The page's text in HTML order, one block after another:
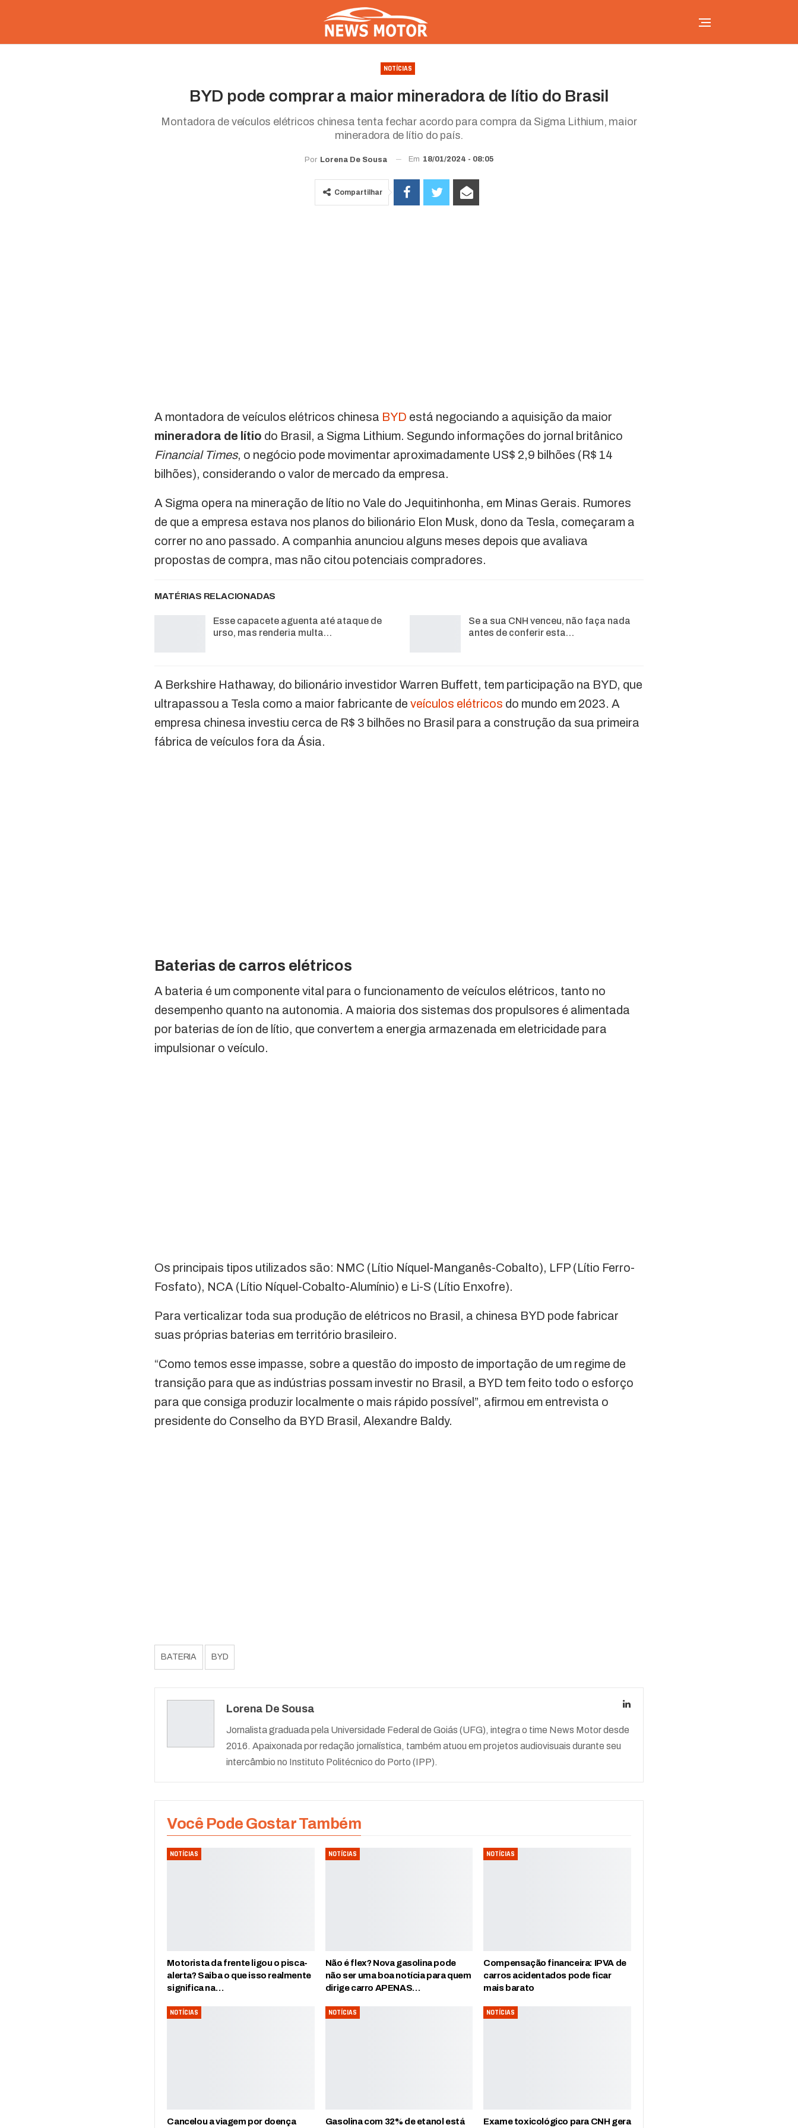
NOTÍCIAS
BYD pode comprar a maior mineradora de lítio do Brasil
Montadora de veículos elétricos chinesa tenta fechar acordo para compra da Sigma Lithium, maior
mineradora de lítio do país.
Por Lorena De Sousa Em 18/01/2024 - 08:05
Compartilhar
A montadora de veículos elétricos chinesa BYD está negociando a aquisição da maior
mineradora de lítio do Brasil, a Sigma Lithium. Segundo informações do jornal britânico
Financial Times, o negócio pode movimentar aproximadamente US$ 2,9 bilhões (R$ 14
bilhões), considerando o valor de mercado da empresa.
A Sigma opera na mineração de lítio no Vale do Jequitinhonha, em Minas Gerais. Rumores
de que a empresa estava nos planos do bilionário Elon Musk, dono da Tesla, começaram a
correr no ano passado. A companhia anunciou alguns meses depois que avaliava
propostas de compra, mas não citou potenciais compradores.
MATÉRIAS RELACIONADAS
Esse capacete aguenta até ataque de
urso, mas renderia multa…
Se a sua CNH venceu, não faça nada
antes de conferir esta…
A Berkshire Hathaway, do bilionário investidor Warren Buffett, tem participação na BYD, que
ultrapassou a Tesla como a maior fabricante deveículos elétricos do mundo em 2023. A
empresa chinesa investiu cerca de R$ 3 bilhões no Brasil para a construção da sua primeira
fábrica de veículos fora da Ásia.
Baterias de carros elétricos
A bateria é um componente vital para o funcionamento de veículos elétricos, tanto no
desempenho quanto na autonomia. A maioria dos sistemas dos propulsores é alimentada
por baterias de íon de lítio, que convertem a energia armazenada em eletricidade para
impulsionar o veículo.
Os principais tipos utilizados são: NMC (Lítio Níquel-Manganês-Cobalto), LFP (Lítio Ferro-
Fosfato), NCA (Lítio Níquel-Cobalto-Alumínio) e Li-S (Lítio Enxofre).
Para verticalizar toda sua produção de elétricos no Brasil, a chinesa BYD pode fabricar
suas próprias baterias em território brasileiro.
“Como temos esse impasse, sobre a questão do imposto de importação de um regime de
transição para que as indústrias possam investir no Brasil, a BYD tem feito todo o esforço
para que consiga produzir localmente o mais rápido possível”, afirmou em entrevista o
presidente do Conselho da BYD Brasil, Alexandre Baldy.
BATERIA BYD
Lorena De Sousa
Jornalista graduada pela Universidade Federal de Goiás (UFG), integra o time News Motor desde
2016. Apaixonada por redação jornalística, também atuou em projetos audiovisuais durante seu
intercâmbio no Instituto Politécnico do Porto (IPP).
Você Pode Gostar Também
NOTÍCIAS
Motorista da frente ligou o pisca-
alerta? Saiba o que isso realmente
significa na…
NOTÍCIAS
Não é flex? Nova gasolina pode
não ser uma boa notícia para quem
dirige carro APENAS…
NOTÍCIAS
Compensação financeira: IPVA de
carros acidentados pode ficar
mais barato
NOTÍCIAS
Cancelou a viagem por doença
NOTÍCIAS
Gasolina com 32% de etanol está
NOTÍCIAS
Exame toxicológico para CNH gera